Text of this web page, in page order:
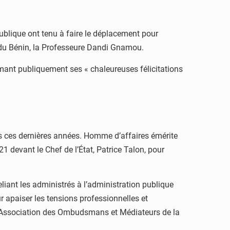
ont tenu à faire le déplacement pour
Bénin, la Professeure Dandi Gnamou.
publiquement ses « chaleureuses félicitations
dernières années. Homme d’affaires émérite
devant le Chef de l’État, Patrice Talon, pour
les administrés à l’administration publique
apaiser les tensions professionnelles et
des Ombudsmans et Médiateurs de la